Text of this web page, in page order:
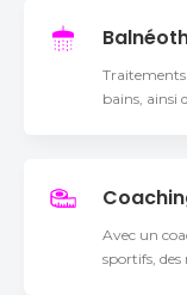
Traitements
bains, ainsi
Avec un
sportifs, des